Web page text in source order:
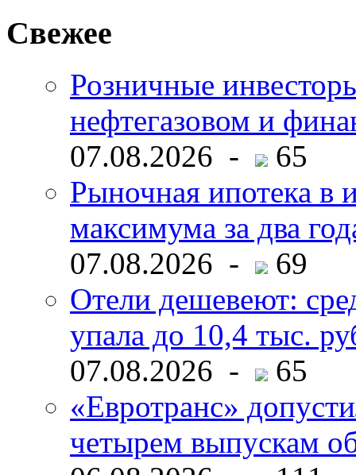
Свежее
Розничные
нефтегазовом и
07.08.2026 -
65
Рыночная ипотека в
максимума за два
07.08.2026 -
69
Отели дешевеют:
упала до 10,4 тыс.
07.08.2026 -
65
«Евротранс»
четырем выпускам